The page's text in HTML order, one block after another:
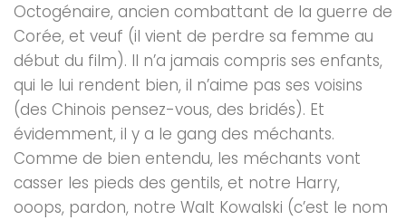
Octogénaire, ancien combattant de la guerre de
Corée, et veuf (il vient de perdre sa femme au
début du film). Il n’a jamais compris ses enfants,
qui le lui rendent bien, il n’aime pas ses voisins
(des Chinois pensez-vous, des bridés). Et
évidemment, il y a le gang des méchants.
Comme de bien entendu, les méchants vont
casser les pieds des gentils, et notre Harry,
ooops, pardon, notre Walt Kowalski (c’est le nom